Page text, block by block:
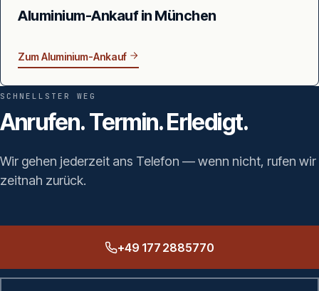
Aluminium-Ankauf in München
Zum Aluminium-Ankauf
SCHNELLSTER WEG
Anrufen. Termin. Erledigt.
Wir gehen jederzeit ans Telefon — wenn nicht, rufen wir
zeitnah zurück.
+49 177 2885770